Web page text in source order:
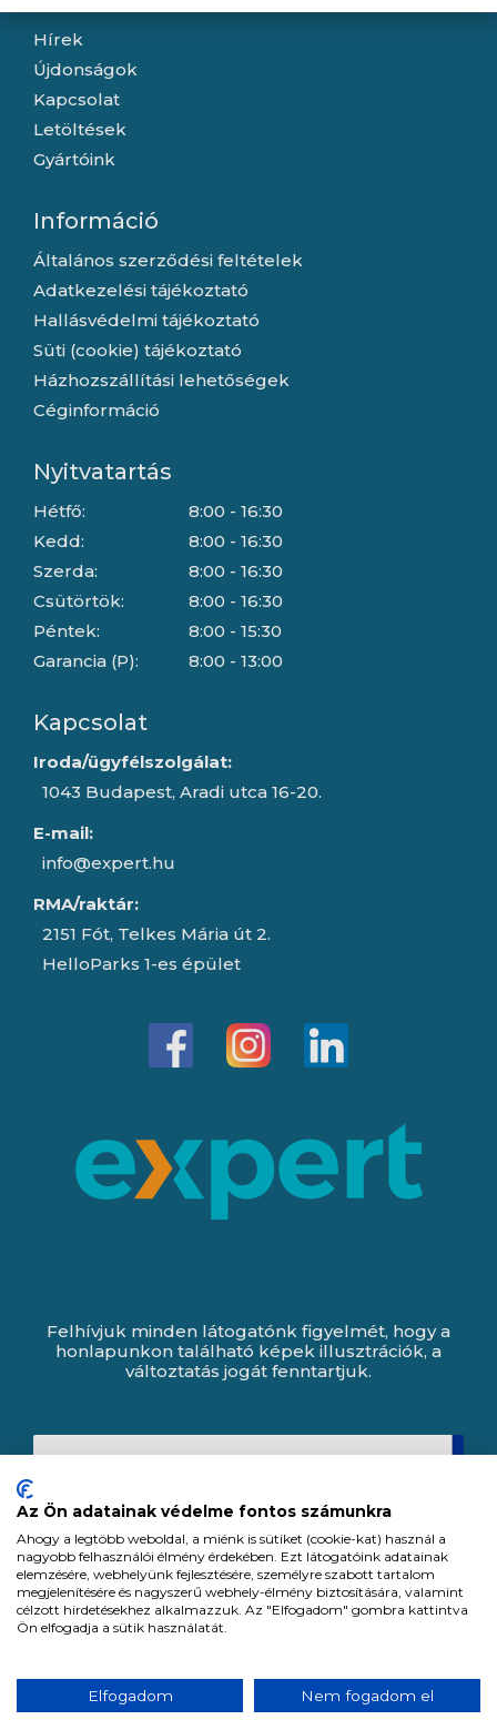
Hírek
Újdonságok
Kapcsolat
Letöltések
Gyártóink
Információ
Általános szerződési feltételek
Adatkezelési tájékoztató
Hallásvédelmi tájékoztató
Süti (cookie) tájékoztató
Házhozszállítási lehetőségek
Céginformáció
Nyitvatartás
Hétfő:
Kedd:
Szerda:
Csütörtök:
Péntek:
Garancia (P):
8:00 - 16:30
8:00 - 16:30
8:00 - 16:30
8:00 - 16:30
8:00 - 15:30
8:00 - 13:00
Kapcsolat
Iroda/ügyfélszolgálat:
1043 Budapest, Aradi utca 16-20.
E-mail:
info@expert.hu
RMA/raktár:
2151 Fót, Telkes Mária út 2.
HelloParks 1-es épület
Felhívjuk minden látogatónk figyelmét, hogy a
honlapunkon található képek illusztrációk, a
változtatás jogát fenntartjuk.
Minden jog fenntartva. All rights reserved.
Az Ön adatainak védelme fontos számunkra
Ahogy a legtöbb weboldal, a miénk is sütiket (cookie-kat) használ a
nagyobb felhasználói élmény érdekében. Ezt látogatóink adatainak
elemzésére, webhelyünk fejlesztésére, személyre szabott tartalom
megjelenítésére és nagyszerű webhely-élmény biztosítására, valamint
célzott hirdetésekhez alkalmazzuk. Az "Elfogadom" gombra kattintva
Ön elfogadja a sütik használatát.
Elfogadom Nem fogadom el